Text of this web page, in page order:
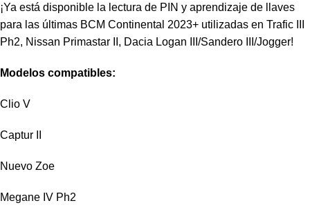
¡Ya está disponible la lectura de PIN y aprendizaje de llaves
para las últimas BCM Continental 2023+ utilizadas en Trafic III
Ph2, Nissan Primastar II, Dacia Logan III/Sandero III/Jogger!
Modelos compatibles:
Clio V
Captur II
Nuevo Zoe
Megane IV Ph2